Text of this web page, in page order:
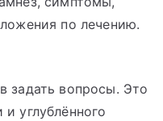
по лечению.
задать вопросы. Это
углублённого